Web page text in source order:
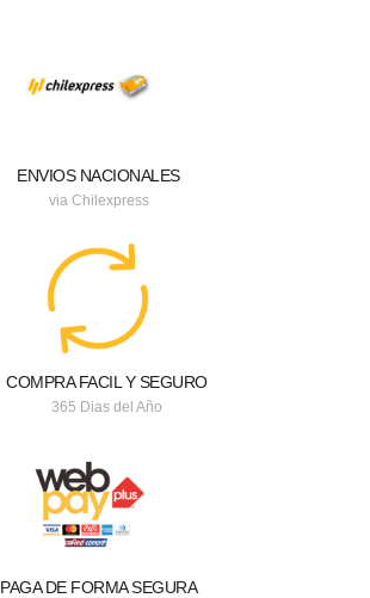
ENVIOS NACIONALES
via Chilexpress
COMPRA FACIL Y SEGURO
365 Dias del Año
PAGA DE FORMA SEGURA